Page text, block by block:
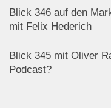
Blick 346 auf den
mit Felix Hederich
Blick 345 mit Oliver
Podcast?